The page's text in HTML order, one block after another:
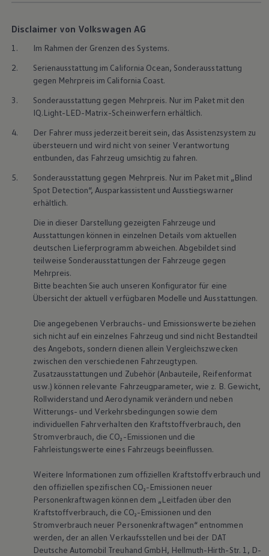
Disclaimer von Volkswagen AG
1.
Im Rahmen der Grenzen des Systems.
2.
Serienausstattung im California Ocean, Sonderausstattung
gegen Mehrpreis im California Coast.
3.
Sonderausstattung gegen Mehrpreis. Nur im Paket mit den
IQ.Light-LED-Matrix-Scheinwerfern erhältlich.
4.
Der Fahrer muss jederzeit bereit sein, das Assistenzsystem zu
übersteuern und wird nicht von seiner Verantwortung
entbunden, das Fahrzeug umsichtig zu fahren.
5.
Sonderausstattung gegen Mehrpreis. Nur im Paket mit „Blind
Spot Detection“, Ausparkassistent und Ausstiegswarner
erhältlich.
Die in dieser Darstellung gezeigten Fahrzeuge und
Ausstattungen können in einzelnen Details vom aktuellen
deutschen Lieferprogramm abweichen. Abgebildet sind
teilweise Sonderausstattungen der Fahrzeuge gegen
Mehrpreis.
Bitte beachten Sie auch unseren Konfigurator für eine
Übersicht der aktuell verfügbaren Modelle und Ausstattungen.
Die angegebenen Verbrauchs- und Emissionswerte beziehen
sich nicht auf ein einzelnes Fahrzeug und sind nicht Bestandteil
des Angebots, sondern dienen allein Vergleichszwecken
zwischen den verschiedenen Fahrzeugtypen.
Zusatzausstattungen und Zubehör (Anbauteile, Reifenformat
usw.) können relevante Fahrzeugparameter, wie z. B. Gewicht,
Rollwiderstand und Aerodynamik verändern und neben
Witterungs- und Verkehrsbedingungen sowie dem
individuellen Fahrverhalten den Kraftstoffverbrauch, den
Stromverbrauch, die CO₂-Emissionen und die
Fahrleistungswerte eines Fahrzeugs beeinflussen.
Weitere Informationen zum offiziellen Kraftstoffverbrauch und
den offiziellen spezifischen CO₂-Emissionen neuer
Personenkraftwagen können dem „Leitfaden über den
Kraftstoffverbrauch, die CO₂-Emissionen und den
Stromverbrauch neuer Personenkraftwagen“ entnommen
werden, der an allen Verkaufsstellen und bei der DAT
Deutsche Automobil Treuhand GmbH, Hellmuth-Hirth-Str. 1, D-